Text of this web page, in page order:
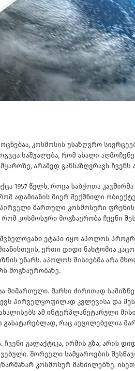
კოსმოსის უსაზღვრო
საშუალება, რომ ახალი
არამედ განსაზღვრავს ჩვენს
1957 წელს, როცა საბჭოთა
ადამიანის მიერ შექმნილი
მართული კოსმოსური
კოსმოსური მოგზაურობა ჩვენი
ეტაპი იყო აპოლოს
ერთი დიდი ნახტომია
უნარს. აპოლოს მისიებმა არა
მოგზაურობაზე.
მიმართული. მარსი ძირითად
პირველყოფილად კვლევისა და
ახალისებს ამ
რაც აუცილებელია
ჩვენი გალაქტიკა, ირმის გზა,
შორეული სამყაროების
კოსმოსურ მანძილებზე.